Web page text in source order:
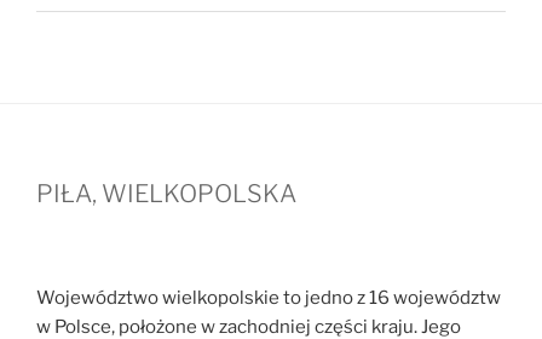
PIŁA, WIELKOPOLSKA
Województwo wielkopolskie to jedno z 16 województw
w Polsce, położone w zachodniej części kraju. Jego